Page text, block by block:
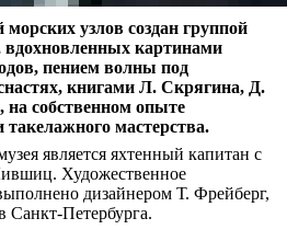
узлов создан группой
вдохновленных картинами
пением волны под
книгами Л. Скрягина, Д.
собственном опыте
мастерства.
является яхтенный капитан с
Художественное
дизайнером Т. Фрейберг,
Санкт-Петербурга.